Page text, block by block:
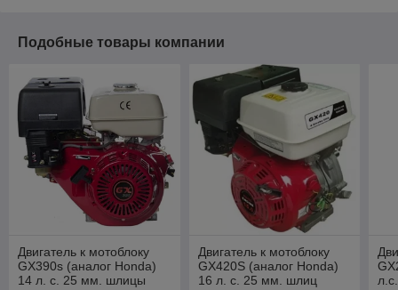
Подобные товары компании
Двигатель к мотоблоку
GX390s (аналог Honda)
14 л. с. 25 мм. шлицы
Двигатель к мотоблоку
GX420S (аналог Honda)
16 л. с. 25 мм. шлиц